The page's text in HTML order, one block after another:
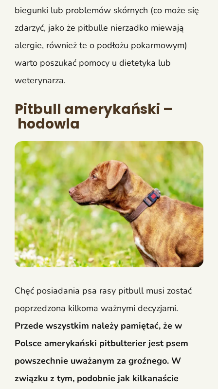
biegunki lub problemów skórnych (co może się
zdarzyć, jako że pitbulle nierzadko miewają
alergie, również te o podłożu pokarmowym)
warto poszukać pomocy u dietetyka lub
weterynarza.
Pitbull amerykański –
hodowla
Chęć posiadania psa rasy pitbull musi zostać
poprzedzona kilkoma ważnymi decyzjami.
Przede wszystkim należy pamiętać, że w
Polsce amerykański pitbulterier jest psem
powszechnie uważanym za groźnego. W
związku z tym, podobnie jak kilkanaście